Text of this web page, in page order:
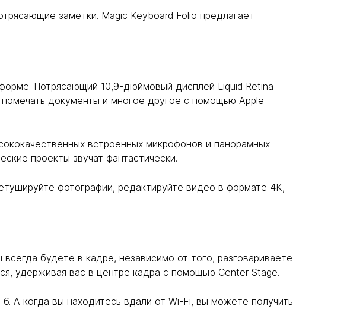
заметки. Magic Keyboard Folio предлагает
Потрясающий 10,9-дюймовый дисплей Liquid Retina
документы и многое другое с помощью Apple
встроенных микрофонов и панорамных
проекты звучат фантастически.
фотографии, редактируйте видео в формате 4K,
будете в кадре, независимо от того, разговариваете
удерживая вас в центре кадра с помощью Center Stage.
А когда вы находитесь вдали от Wi-Fi, вы можете получить